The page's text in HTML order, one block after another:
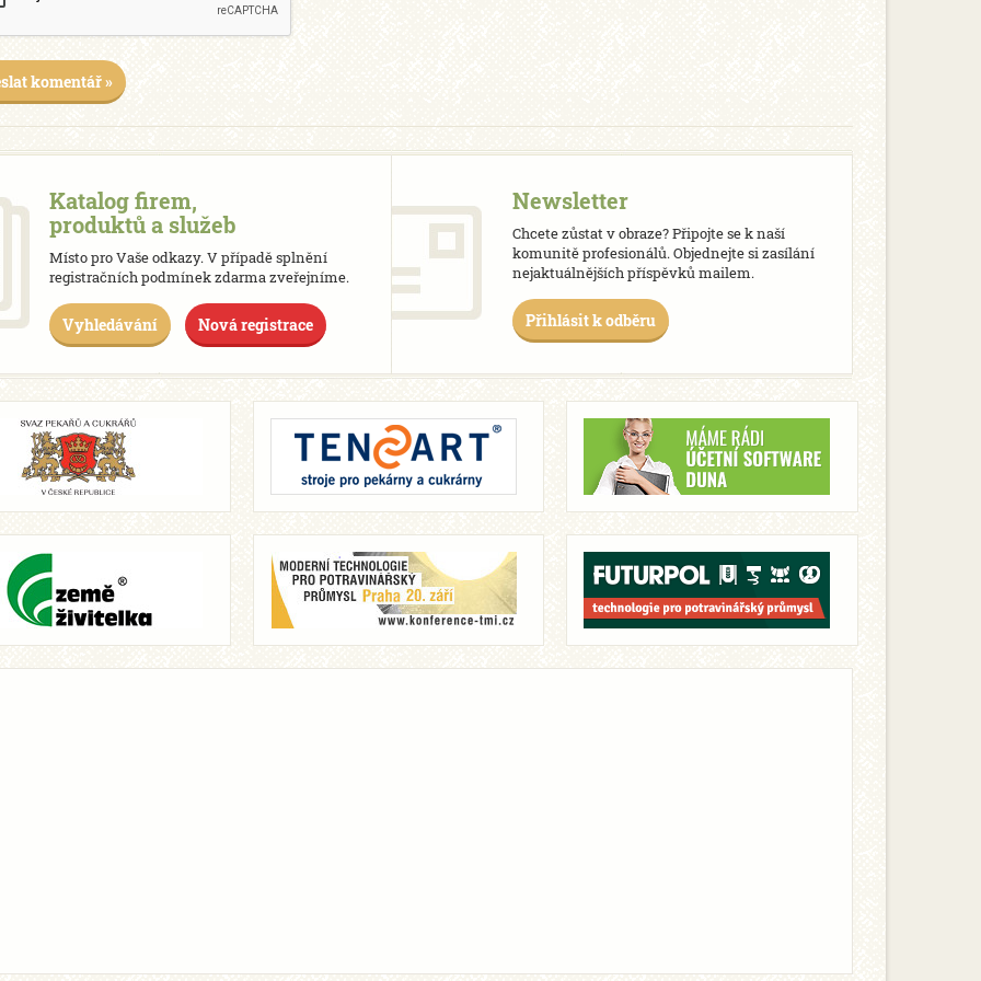
komentář »
Katalog firem,
produktů a služeb
Místo pro Vaše odkazy. V případě splnění
registračních podmínek zdarma zveřejníme.
Vyhledávání Nová registrace
Newsletter
Chcete zůstat v obraze? Připojte se k naší
komunitě profesionálů. Objednejte si zasílání
nejaktuálnějších příspěvků mailem.
Přihlásit k odběru